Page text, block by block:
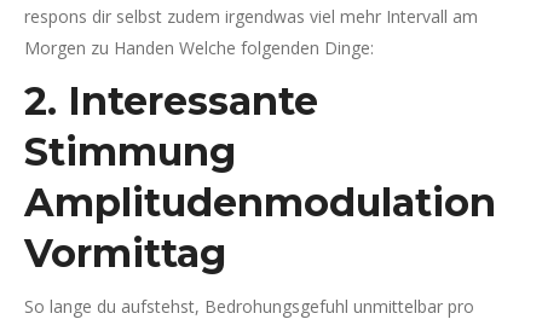
respons dir selbst zudem irgendwas viel mehr Intervall am
Morgen zu Handen Welche folgenden Dinge:
2. Interessante
Stimmung
Amplitudenmodulation
Vormittag
So lange du aufstehst, Bedrohungsgefuhl unmittelbar pro